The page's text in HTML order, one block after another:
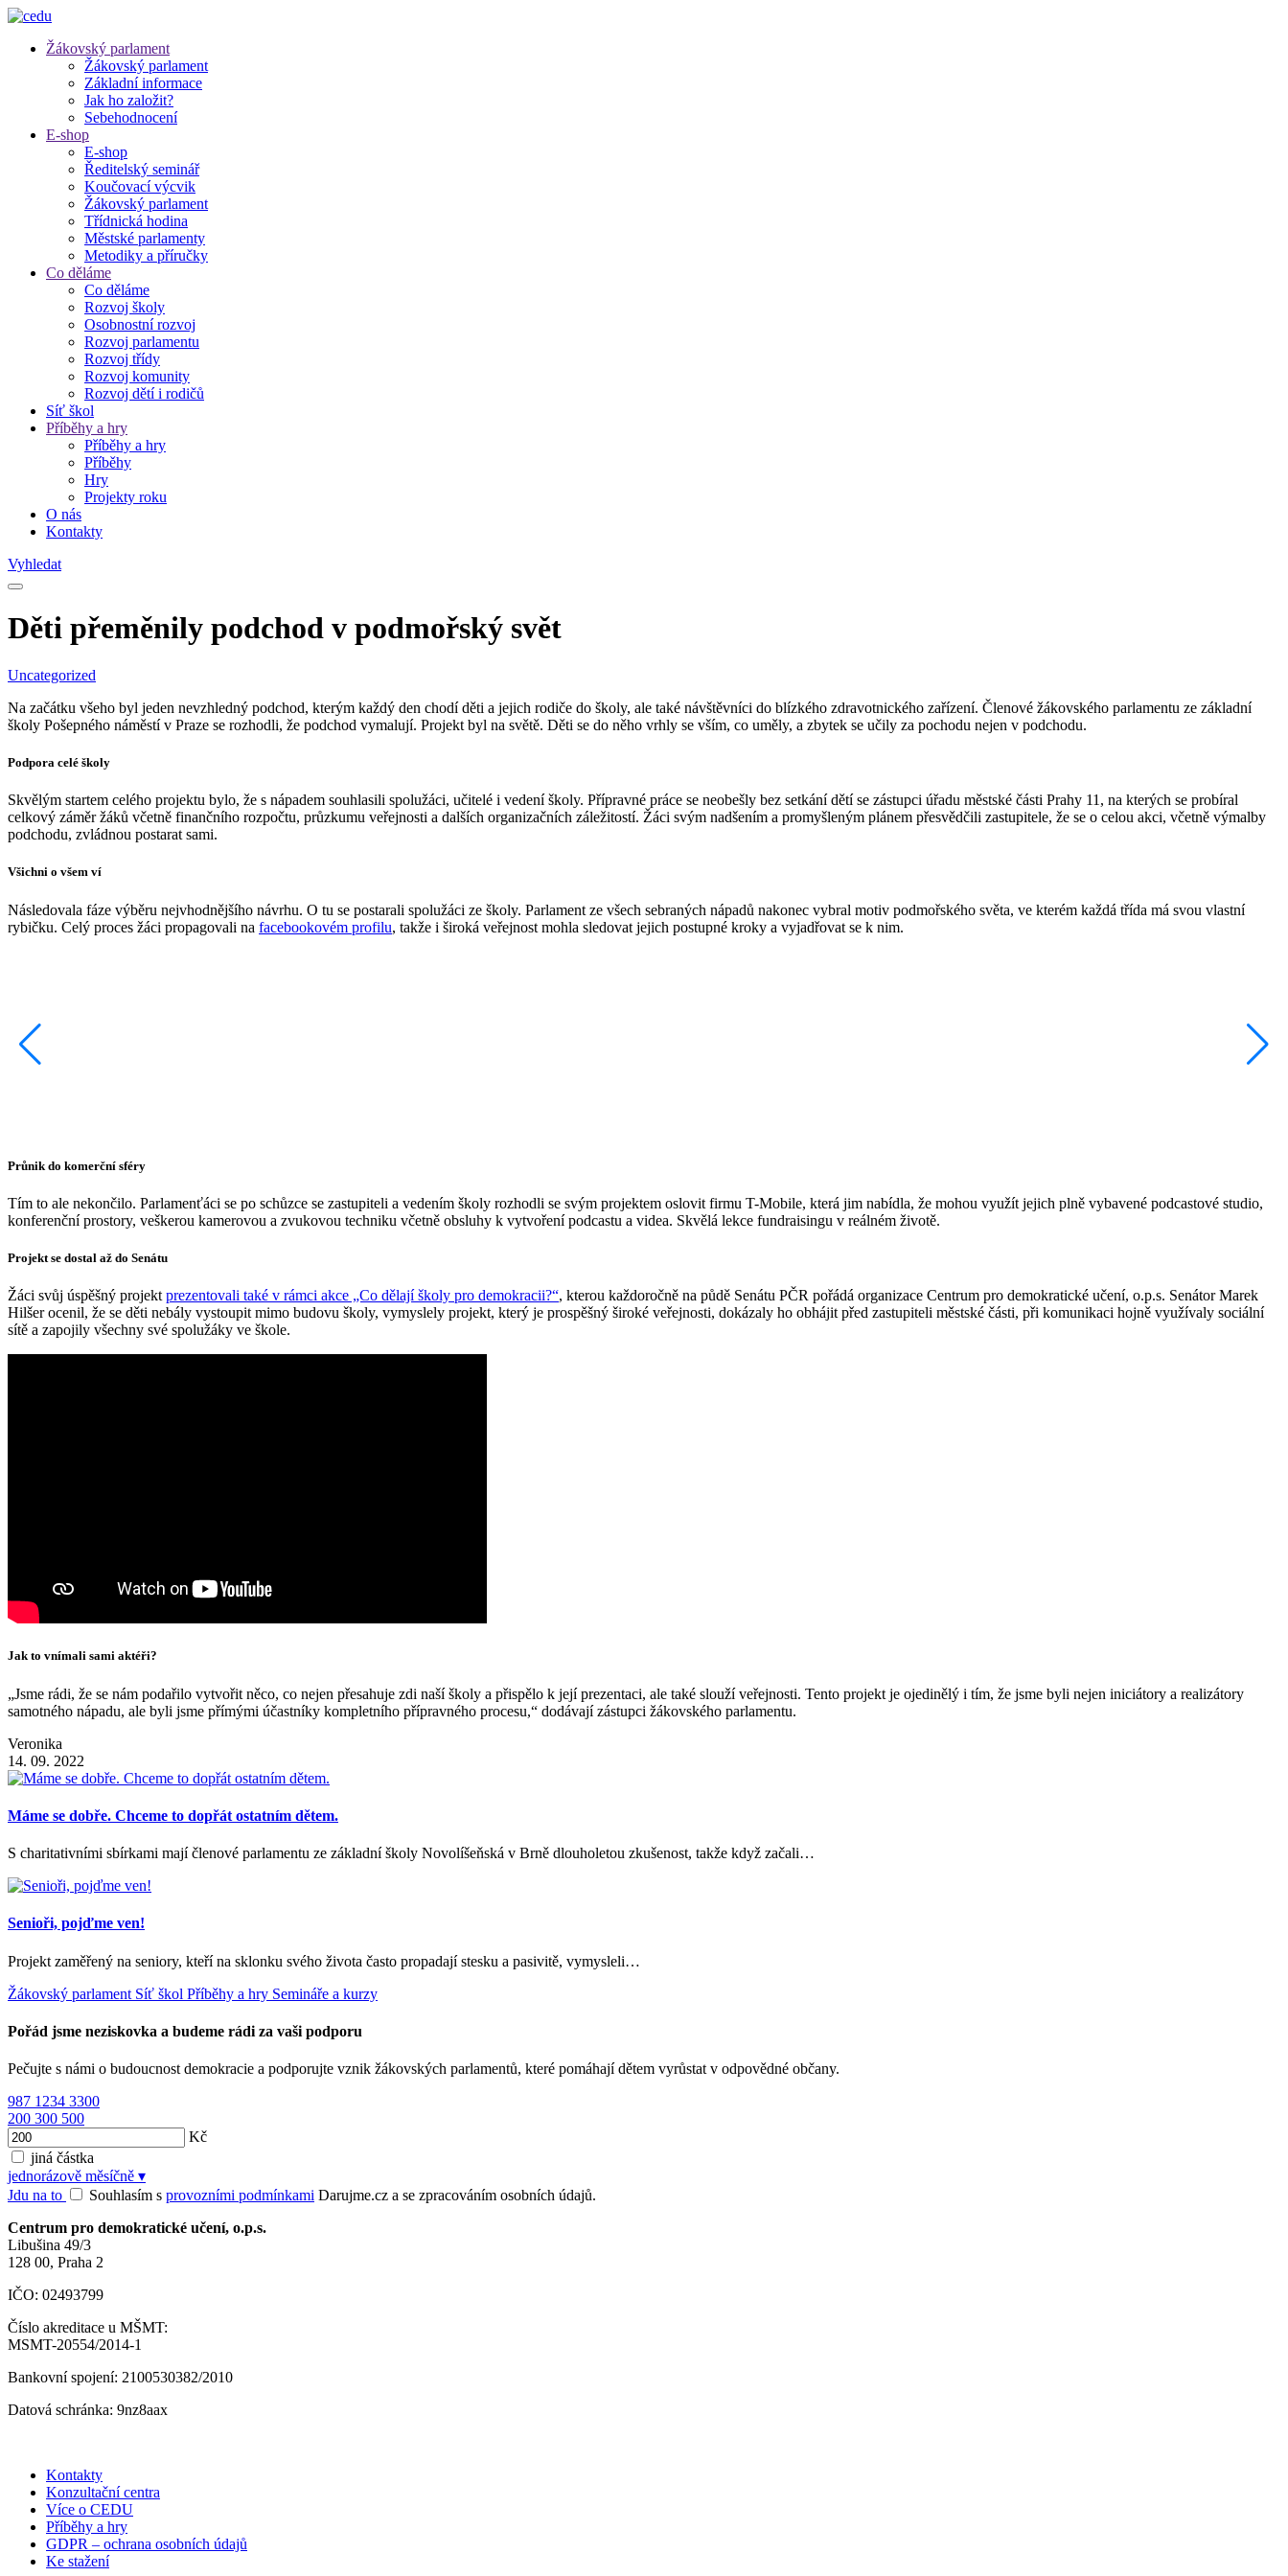
Žákovský parlament
Žákovský parlament
Základní informace
Jak ho založit?
Sebehodnocení
E-shop
E-shop
Ředitelský seminář
Koučovací výcvik
Žákovský parlament
Třídnická hodina
Městské parlamenty
Metodiky a příručky
Co děláme
Co děláme
Rozvoj školy
Osobnostní rozvoj
Rozvoj parlamentu
Rozvoj třídy
Rozvoj komunity
Rozvoj dětí i rodičů
Síť škol
Příběhy a hry
Příběhy a hry
Příběhy
Hry
Projekty roku
O nás
Kontakty
Vyhledat
Děti přeměnily podchod v podmořský svět
Uncategorized
Na začátku všeho byl jeden nevzhledný podchod, kterým každý den chodí děti a jejich rodiče do školy, ale také návštěvníci do blízkého zdravotnického zařízení. Členové žákovského parlamentu ze základní
školy Pošepného náměstí v Praze se rozhodli, že podchod vymalují. Projekt byl na světě. Děti se do něho vrhly se vším, co uměly, a zbytek se učily za pochodu nejen v podchodu.
Podpora celé školy
Skvělým startem celého projektu bylo, že s nápadem souhlasili spolužáci, učitelé i vedení školy. Přípravné práce se neobešly bez setkání dětí se zástupci úřadu městské části Prahy 11, na kterých se probíral
celkový záměr žáků včetně finančního rozpočtu, průzkumu veřejnosti a dalších organizačních záležitostí. Žáci svým nadšením a promyšleným plánem přesvědčili zastupitele, že se o celou akci, včetně výmalby
podchodu, zvládnou postarat sami.
Všichni o všem ví
Následovala fáze výběru nejvhodnějšího návrhu. O tu se postarali spolužáci ze školy. Parlament ze všech sebraných nápadů nakonec vybral motiv podmořského světa, ve kterém každá třída má svou vlastní
rybičku. Celý proces žáci propagovali na facebookovém profilu, takže i široká veřejnost mohla sledovat jejich postupné kroky a vyjadřovat se k nim.
Průnik do komerční sféry
Tím to ale nekončilo. Parlamenťáci se po schůzce se zastupiteli a vedením školy rozhodli se svým projektem oslovit firmu T-Mobile, která jim nabídla, že mohou využít jejich plně vybavené podcastové studio,
konferenční prostory, veškerou kamerovou a zvukovou techniku včetně obsluhy k vytvoření podcastu a videa. Skvělá lekce fundraisingu v reálném životě.
Projekt se dostal až do Senátu
Žáci svůj úspěšný projekt prezentovali také v rámci akce „Co dělají školy pro demokracii?“, kterou každoročně na půdě Senátu PČR pořádá organizace Centrum pro demokratické učení, o.p.s. Senátor Marek
Hilšer ocenil, že se děti nebály vystoupit mimo budovu školy, vymyslely projekt, který je prospěšný široké veřejnosti, dokázaly ho obhájit před zastupiteli městské části, při komunikaci hojně využívaly sociální
sítě a zapojily všechny své spolužáky ve škole.
Jak to vnímali sami aktéři?
„Jsme rádi, že se nám podařilo vytvořit něco, co nejen přesahuje zdi naší školy a přispělo k její prezentaci, ale také slouží veřejnosti. Tento projekt je ojedinělý i tím, že jsme byli nejen iniciátory a realizátory
samotného nápadu, ale byli jsme přímými účastníky kompletního přípravného procesu,“ dodávají zástupci žákovského parlamentu.
Veronika
14. 09. 2022
Máme se dobře. Chceme to dopřát ostatním dětem.
S charitativními sbírkami mají členové parlamentu ze základní školy Novolíšeňská v Brně dlouholetou zkušenost, takže když začali…
Senioři, pojďme ven!
Projekt zaměřený na seniory, kteří na sklonku svého života často propadají stesku a pasivitě, vymysleli…
Žákovský parlament Síť škol Příběhy a hry Semináře a kurzy
Pořád jsme neziskovka a budeme rádi za vaši podporu
Pečujte s námi o budoucnost demokracie a podporujte vznik žákovských parlamentů, které pomáhají dětem vyrůstat v odpovědné občany.
987 1234 3300
200 300 500
Kč
jiná částka
jednorázově měsíčně ▾
Jdu na to
Souhlasím s provozními podmínkami Darujme.cz a se zpracováním osobních údajů.
Centrum pro demokratické učení, o.p.s.
Libušina 49/3
128 00, Praha 2
IČO: 02493799
Číslo akreditace u MŠMT:
MSMT-20554/2014-1
Bankovní spojení: 2100530382/2010
Datová schránka: 9nz8aax
Kontakty
Konzultační centra
Více o CEDU
Příběhy a hry
GDPR – ochrana osobních údajů
Ke stažení